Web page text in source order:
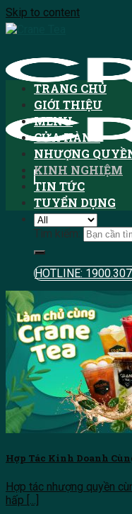
Skip to content
Tìm kiếm:
HOTLINE:
Tìm kiếm:
TRANG CHỦ
GIỚI THIỆU
MENU
CỬA HÀNG
NHƯỢNG
KINH NGHIỆM
TIN TỨC
TUYỂN DỤNG
Hợp Tác Kinh Doanh
Hợp tác nhượng quyền
hấp [...]